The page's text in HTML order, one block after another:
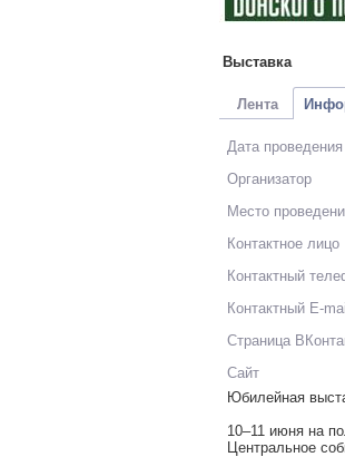
Выставка
Лента
Дата проведения
Организатор
Место
Контактное лицо
Контактный
Контактный E-mail
Страница
Сайт
Юбилейная
10–11 июня на
Центральное